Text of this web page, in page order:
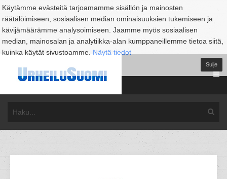
Käytämme evästeitä tarjoamamme sisällön ja mainosten
räätälöimiseen, sosiaalisen median ominaisuuksien tukemiseen ja
kävijämäärämme analysoimiseen. Jaamme myös sosiaalisen
median, mainosalan ja analytiikka-alan kumppaneillemme tietoa siitä,
kuinka käytät sivustoamme. Näytä tiedot
Sulje